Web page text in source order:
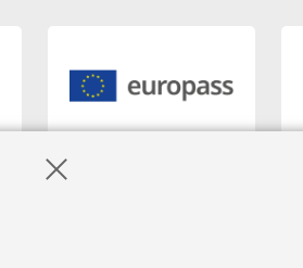
Skrij obvestilo o piškotkih